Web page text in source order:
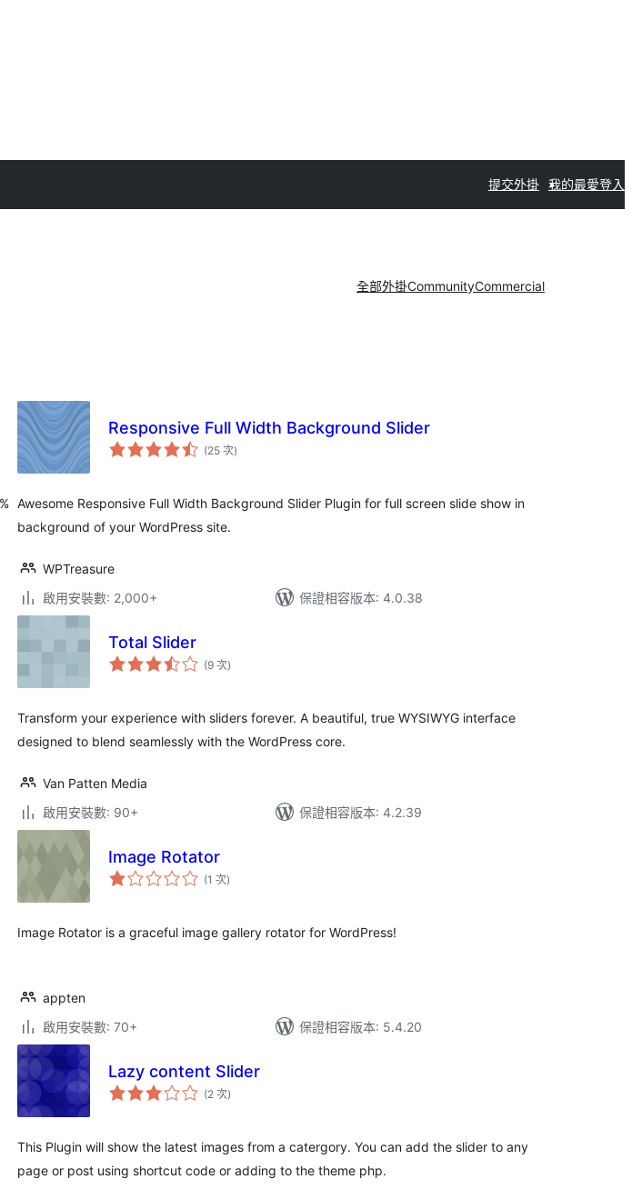
提交外掛 我的最愛登入
全部外掛CommunityCommercial
Responsive Full Width Background Slider
(25 次評
分)
Awesome Responsive Full Width Background Slider Plugin for full screen slide show in
background of your WordPress site.
WPTreasure
啟用安裝數: 2,000+
保證相容版本: 4.0.38
Total Slider
(9 次評
分)
Transform your experience with sliders forever. A beautiful, true WYSIWYG interface
designed to blend seamlessly with the WordPress core.
Van Patten Media
啟用安裝數: 90+
保證相容版本: 4.2.39
Image Rotator
(1 次評
分)
Image Rotator is a graceful image gallery rotator for WordPress!
appten
啟用安裝數: 70+
保證相容版本: 5.4.20
Lazy content Slider
(2 次評
分)
This Plugin will show the latest images from a catergory. You can add the slider to any
page or post using shortcut code or adding to the theme php.